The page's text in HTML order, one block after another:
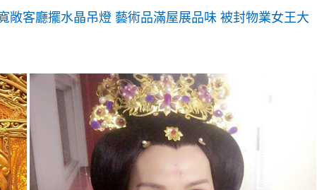
敞客廳擺水晶吊燈 藝術品滿屋展品味 被封物業女王大